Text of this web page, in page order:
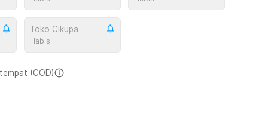
Toko Cikupa
Habis
(COD)